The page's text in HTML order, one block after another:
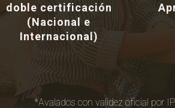
doble certificación
(Nacional e
Internacional)
*Avalados con validez oficial por